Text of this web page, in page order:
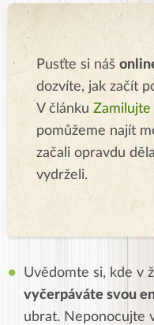
Pusťte si náš
dozvíte, jak začít
V článku Zamilujte
pomůžeme najít
začali opravdu
vydrželi.
Uvědomte si, kde v
vyčerpáváte svou
ubrat. Neponocujte